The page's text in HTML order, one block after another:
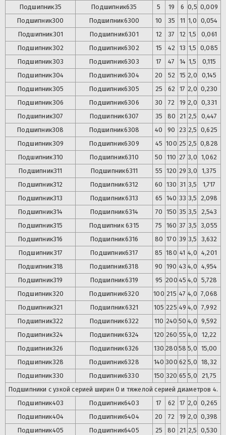
Подшипник35 Подшипник635 5 19 6 0,5 0,009
Подшипник300 Подшипник6300 10 35 11 1,0 0,054
Подшипник301 Подшипник6301 12 37 12 1,5
0,061
Подшипник302 Подшипник6302 15 42 13 1,5 0,085
Подшипник303 Подшипник6303 17 47 14 1,5
0,115
Подшипник304 Подшипник6304 20 52 15 2,0
0,145
Подшипник305 Подшипник6305 25 62 17 2,0 0,230
Подшипник306 Подшипник6306 30 72 19 2,0 0,331
Подшипник307 Подшипник6307 35 80 21 2,5
0,447
Подшипник308 Подшипник6308 40 90 23 2,5 0,625
Подшипник309 Подшипник6309 45 100 25 2,5 0,828
Подшипник310 Подшипник6310 50 110 27 3,0 1,062
Подшипник311 Подшипник6311 55 120 29 3,0
1,375
Подшипник312 Подшипник6312 60 130 31 3,5
1,717
Подшипник313 Подшипник6313 65 140 33 3,5 2,098
Подшипник314 Подшипник6314 70 150 35 3,5
2,543
Подшипник315 Подшипник6315 75 160 37 3,5 3,055
Подшипник316 Подшипник6316 80 170 39 3,5
3,632
Подшипник317 Подшипник6317 85 180 41 4,0 4,201
Подшипник318 Подшипник6318 90 190 43 4,0 4,954
Подшипник319 Подшипник6319 95 200 45 4,0 5,728
Подшипник320 Подшипник6320 100 215 47 4,0 7,068
Подшипник321 Подшипник6321 105 225 49 4,0 7,992
Подшипник322 Подшипник6322 110 240 50 4,0 9,592
Подшипник324 Подшипник6324 120 260 55 4,0
12,22
Подшипник326 Подшипник6326 130 280 58 5,0 15,00
Подшипник328 Подшипник6328 140 300 62 5,0 18,32
Подшипник330 Подшипник6330 150 320 65 5,0
21,75
Подшипники с узкой серией ширин 0 и тяжелой серией диаметров 4.
Подшипник403 Подшипник6403 17 62 17 2,0 0,265
Подшипник404 Подшипник6404 20 72 19 2,0 0,398
Подшипник405 Подшипник6405 25 80 21 2,5 0,530